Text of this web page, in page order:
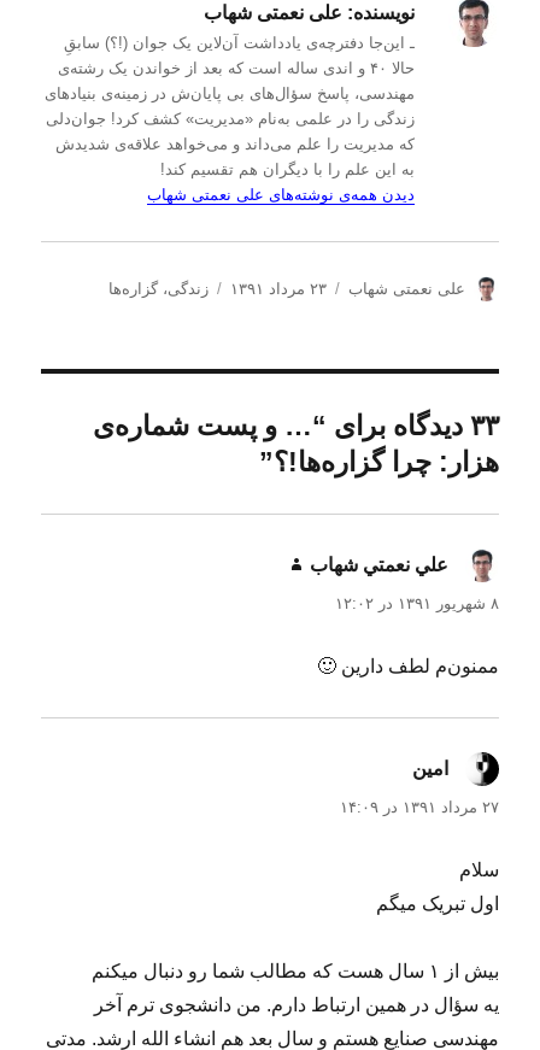
نویسنده: علی نعمتی شهاب
ـ این‌جا دفترچه‌ی یادداشت‌ آن‌لاین یک جوان (!؟) سابقِ
حالا ۴۰ و اندی ساله است که بعد از خواندن یک رشته‌ی
مهندسی، پاسخ سؤال‌های بی پایان‌ش در زمینه‌ی بنیادهای
زندگی را در علمی به‌نام «مدیریت» کشف کرد! جوان‌دلی
که مدیریت را علم می‌داند و می‌خواهد علاقه‌ی شدیدش
به این علم را با دیگران هم تقسیم کند!
دیدن همه‌ی نوشته‌های علی نعمتی شهاب
ن
ه
علی نعمتی شهاب
ا
ش
ه
ر
۲۳ مرداد ۱۳۹۱
دزندگی،گزاره‌ها
۳۳ دیدگاه برای “… و پست شماره‌ی
هزار: چرا گزاره‌ها!؟”
علي نعمتي شهاب
۸ شهریور ۱۳۹۱ در ۱۲:۰۲
ممنون‌م لطف دارین 🙂
امین
۲۷ مرداد ۱۳۹۱ در ۱۴:۰۹
سلام
اول تبریک میگم
بیش از ۱ سال هست که مطالب شما رو دنبال میکنم
یه سؤال در همین ارتباط دارم. من دانشجوی ترم آخر
مهندسی صنایع هستم و سال بعد هم انشاء الله ارشد. مدتی